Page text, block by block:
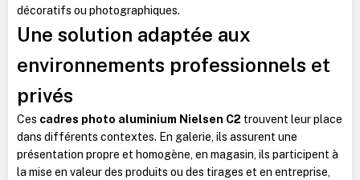
décoratifs ou photographiques.
Une solution adaptée aux
environnements professionnels et
privés
Ces cadres photo aluminium Nielsen C2 trouvent leur place
dans différents contextes. En galerie, ils assurent une
présentation propre et homogène, en magasin, ils participent à
la mise en valeur des produits ou des tirages et en entreprise,